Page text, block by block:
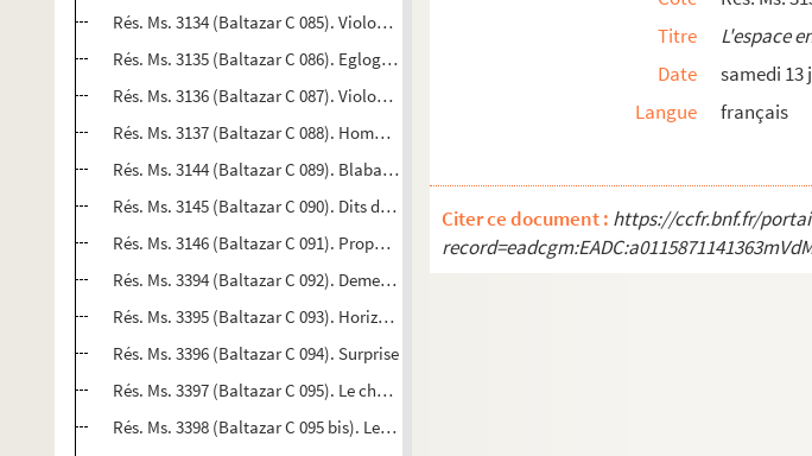
Rés. Ms. 3134 (Baltazar C 085). Violoniste acrobate : poème à corde avec des rimesVitry-sur-
Rés. Ms. 3135 (Baltazar C 086). Eglogue vilaineVitry-sur-Seine
Rés. Ms. 3136 (Baltazar C 087). Violoniste acrobate : poème à corde avec des rimesVitry-sur-Seine
Rés. Ms. 3137 (Baltazar C 088). Hommage aux grands peintres chinois
Rés. Ms. 3144 (Baltazar C 089). Blabatazarades rapportées par Joachim Du Bellay et son ami
Rés. Ms. 3145 (Baltazar C 090). Dits du sieur Hippolyte Delith rapportés par Joachim Du Bellay
Rés. Ms. 3146 (Baltazar C 091). Propos du sieur Hippolyte Delith rapportés par Joachim Du
Rés. Ms. 3394 (Baltazar C 092). Demeure du geste
Rés. Ms. 3395 (Baltazar C 093). Horizons
Rés. Ms. 3396 (Baltazar C 094). Surprise
Rés. Ms. 3397 (Baltazar C 095). Le choléra à l'opéra : variation sur un titre légué par Baudelaire
Rés. Ms. 3398 (Baltazar C 095 bis). Le choléra à l'opéra:variation sur un titre légué par Baudelaire
Titre
L'espace
Date
samedi 13
Langue
français
Citer ce document : https://ccfr.bnf.fr/